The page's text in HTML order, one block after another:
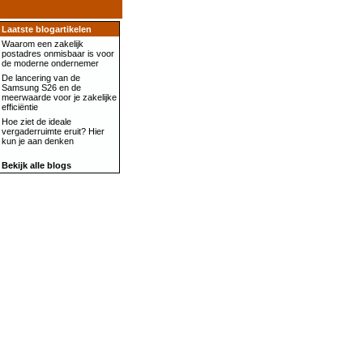
Laatste blogartikelen
Waarom een zakelijk
postadres onmisbaar is voor
de moderne ondernemer
De lancering van de
Samsung S26 en de
meerwaarde voor je zakelijke
efficiëntie
Hoe ziet de ideale
vergaderruimte eruit? Hier
kun je aan denken
Bekijk alle blogs